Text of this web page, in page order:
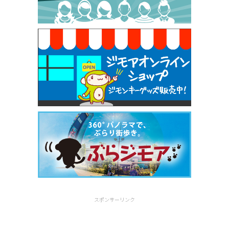
焼き餃子 一皿サービス（餃子酒場たっちゃん 西
早稲田店）
[有効期限]2026年9月30日
スポンサーリンク